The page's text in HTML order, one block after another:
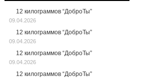
12 килограммов “ДоброТы”
09.04.2026
12 килограммов “ДоброТы”
09.04.2026
12 килограммов “ДоброТы”
09.04.2026
12 килограммов “ДоброТы”